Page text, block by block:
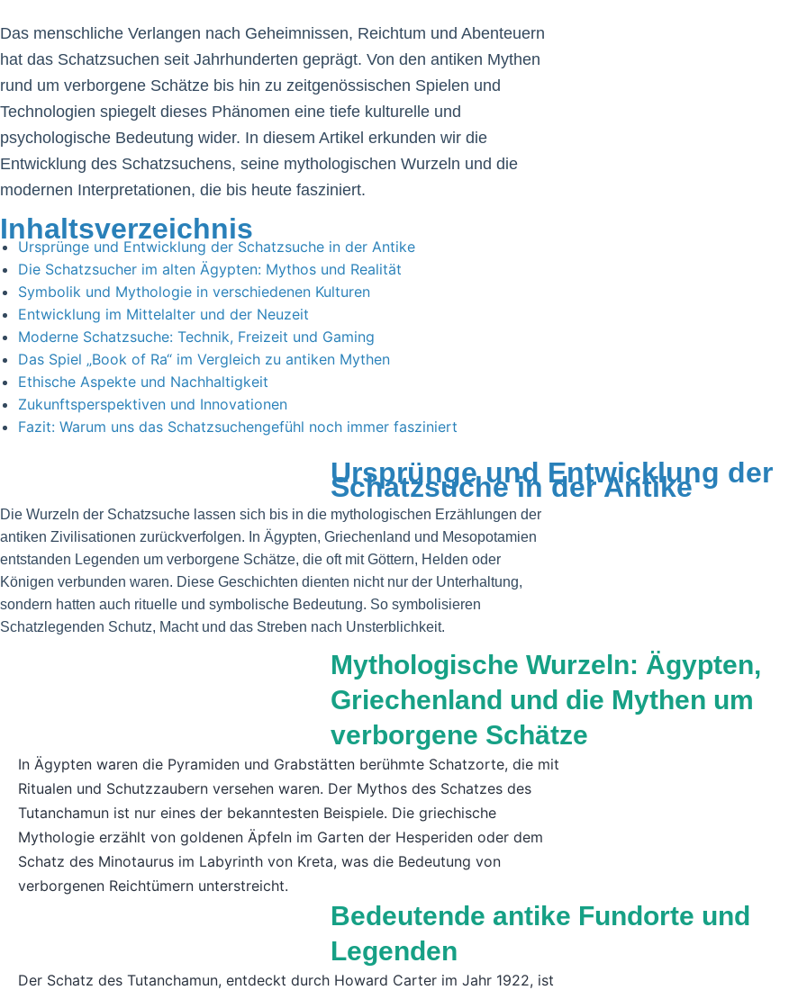
Das menschliche Verlangen nach Geheimnissen, Reichtum und Abenteuern
hat das Schatzsuchen seit Jahrhunderten geprägt. Von den antiken Mythen
rund um verborgene Schätze bis hin zu zeitgenössischen Spielen und
Technologien spiegelt dieses Phänomen eine tiefe kulturelle und
psychologische Bedeutung wider. In diesem Artikel erkunden wir die
Entwicklung des Schatzsuchens, seine mythologischen Wurzeln und die
modernen Interpretationen, die bis heute fasziniert.
Inhaltsverzeichnis
Ursprünge und Entwicklung der Schatzsuche in der Antike
Die Schatzsucher im alten Ägypten: Mythos und Realität
Symbolik und Mythologie in verschiedenen Kulturen
Entwicklung im Mittelalter und der Neuzeit
Moderne Schatzsuche: Technik, Freizeit und Gaming
Das Spiel „Book of Ra“ im Vergleich zu antiken Mythen
Ethische Aspekte und Nachhaltigkeit
Zukunftsperspektiven und Innovationen
Fazit: Warum uns das Schatzsuchengefühl noch immer fasziniert
Ursprünge und Entwicklung der
Schatzsuche in der Antike
Die Wurzeln der Schatzsuche lassen sich bis in die mythologischen Erzählungen der
antiken Zivilisationen zurückverfolgen. In Ägypten, Griechenland und Mesopotamien
entstanden Legenden um verborgene Schätze, die oft mit Göttern, Helden oder
Königen verbunden waren. Diese Geschichten dienten nicht nur der Unterhaltung,
sondern hatten auch rituelle und symbolische Bedeutung. So symbolisieren
Schatzlegenden Schutz, Macht und das Streben nach Unsterblichkeit.
Mythologische Wurzeln: Ägypten,
Griechenland und die Mythen um
verborgene Schätze
In Ägypten waren die Pyramiden und Grabstätten berühmte Schatzorte, die mit
Ritualen und Schutzzaubern versehen waren. Der Mythos des Schatzes des
Tutanchamun ist nur eines der bekanntesten Beispiele. Die griechische
Mythologie erzählt von goldenen Äpfeln im Garten der Hesperiden oder dem
Schatz des Minotaurus im Labyrinth von Kreta, was die Bedeutung von
verborgenen Reichtümern unterstreicht.
Bedeutende antike Fundorte und
Legenden
Der Schatz des Tutanchamun, entdeckt durch Howard Carter im Jahr 1922, ist